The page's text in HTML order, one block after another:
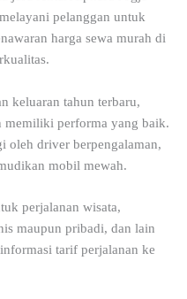
pelanggan untuk
harga sewa murah di
keluaran tahun terbaru,
memiliki performa yang baik.
oleh driver berpengalaman,
mobil mewah.
perjalanan wisata,
maupun pribadi, dan lain
tarif perjalanan ke